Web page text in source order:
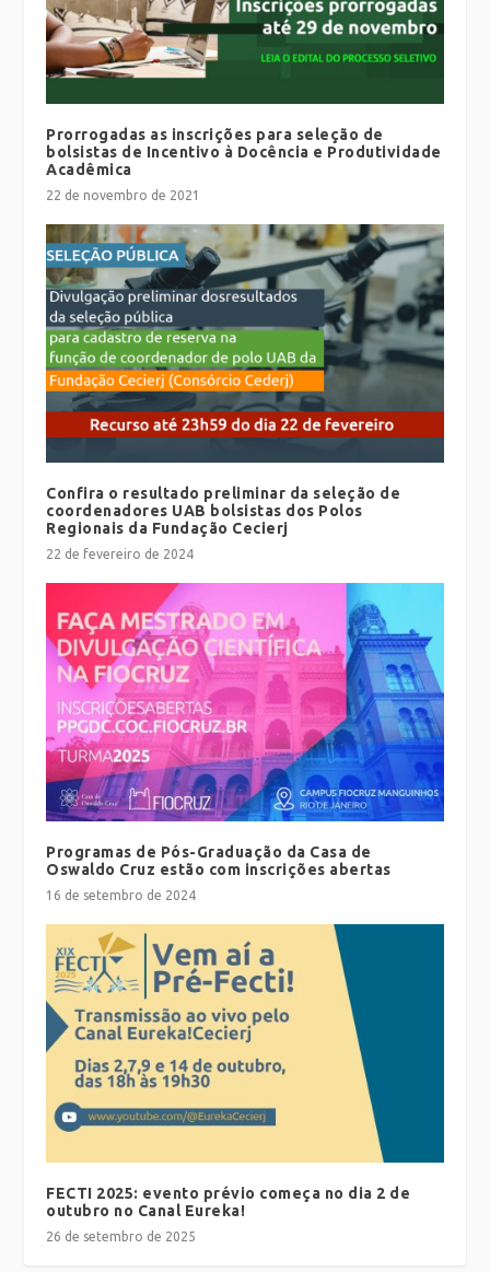
Prorrogadas as inscrições para seleção de
bolsistas de Incentivo à Docência e Produtividade
Acadêmica
22 de novembro de 2021
Confira o resultado preliminar da seleção de
coordenadores UAB bolsistas dos Polos
Regionais da Fundação Cecierj
22 de fevereiro de 2024
Programas de Pós-Graduação da Casa de
Oswaldo Cruz estão com inscrições abertas
16 de setembro de 2024
FECTI 2025: evento prévio começa no dia 2 de
outubro no Canal Eureka!
26 de setembro de 2025